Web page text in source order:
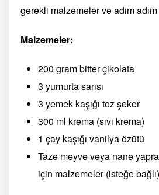
gerekli malzemeler ve adım
Malzemeler:
200 gram bitter çikolata
3 yumurta sarısı
3 yemek kaşığı toz şeker
300 ml krema (sıvı krema)
1 çay kaşığı vanilya özütü
Taze meyve veya nane
için malzemeler (isteğe bağlı)